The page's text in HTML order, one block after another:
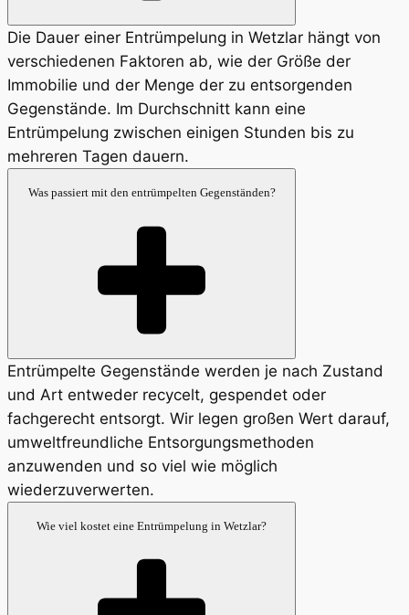
Die Dauer einer Entrümpelung in Wetzlar hängt von
verschiedenen Faktoren ab, wie der Größe der
Immobilie und der Menge der zu entsorgenden
Gegenstände. Im Durchschnitt kann eine
Entrümpelung zwischen einigen Stunden bis zu
mehreren Tagen dauern.
Was passiert mit den entrümpelten Gegenständen?
Entrümpelte Gegenstände werden je nach Zustand
und Art entweder recycelt, gespendet oder
fachgerecht entsorgt. Wir legen großen Wert darauf,
umweltfreundliche Entsorgungsmethoden
anzuwenden und so viel wie möglich
wiederzuverwerten.
Wie viel kostet eine Entrümpelung in Wetzlar?